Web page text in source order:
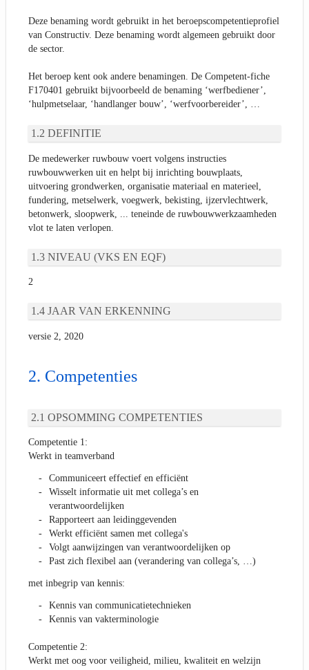
Deze benaming wordt gebruikt in het beroepscompetentieprofiel
van Constructiv. Deze benaming wordt algemeen gebruikt door
de sector.
Het beroep kent ook andere benamingen. De Competent-fiche
F170401 gebruikt bijvoorbeeld de benaming ‘werfbediener’,
‘hulpmetselaar, ‘handlanger bouw’, ‘werfvoorbereider’, …
DEFINITIE
De medewerker ruwbouw voert volgens instructies
ruwbouwwerken uit en helpt bij inrichting bouwplaats,
uitvoering grondwerken, organisatie materiaal en materieel,
fundering, metselwerk, voegwerk, bekisting, ijzervlechtwerk,
betonwerk, sloopwerk, ... teneinde de ruwbouwwerkzaamheden
vlot te laten verlopen.
NIVEAU (VKS EN EQF)
2
JAAR VAN ERKENNING
versie 2, 2020
Competenties
OPSOMMING COMPETENTIES
Competentie 1:
Werkt in teamverband
Communiceert effectief en efficiënt
Wisselt informatie uit met collega’s en
verantwoordelijken
Rapporteert aan leidinggevenden
Werkt efficiënt samen met collega's
Volgt aanwijzingen van verantwoordelijken op
Past zich flexibel aan (verandering van collega’s, …)
met inbegrip van kennis:
Kennis van communicatietechnieken
Kennis van vakterminologie
Competentie 2:
Werkt met oog voor veiligheid, milieu, kwaliteit en welzijn